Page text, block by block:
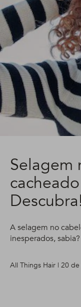
Selagem
Descubra!
A selagem no
inesperados,
All Things Hair | 20